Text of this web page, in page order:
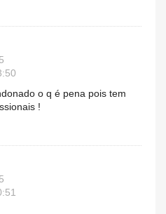
o q é pena pois tem
!